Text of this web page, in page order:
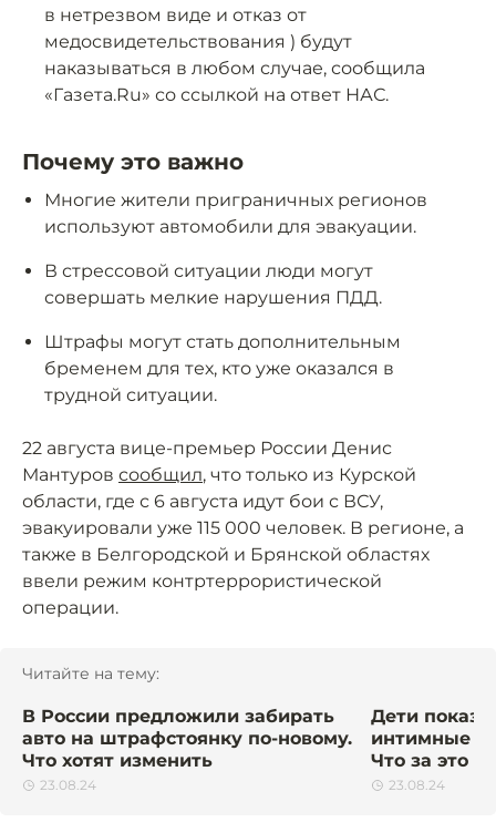
в нетрезвом виде и отказ от
медосвидетельствования ) будут
наказываться в любом случае, сообщила
«Газета.Ru» со ссылкой на ответ НАС.
Почему это важно
Многие жители приграничных регионов
используют автомобили для эвакуации.
В стрессовой ситуации люди могут
совершать мелкие нарушения ПДД.
Штрафы могут стать дополнительным
бременем для тех, кто уже оказался в
трудной ситуации.
22 августа вице-премьер России Денис
Мантуров сообщил, что только из Курской
области, где с 6 августа идут бои с ВСУ,
эвакуировали уже 115 000 человек. В регионе, а
также в Белгородской и Брянской областях
ввели режим контртеррористической
операции.
Читайте на тему:
В России предложили забирать
авто на штрафстоянку по-новому.
Что хотят изменить
23.08.24
Дети
интимные
Что за это
23.08.24